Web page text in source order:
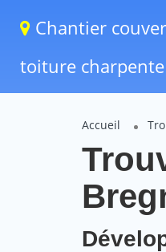
Chantier
toiture charpente
Accueil